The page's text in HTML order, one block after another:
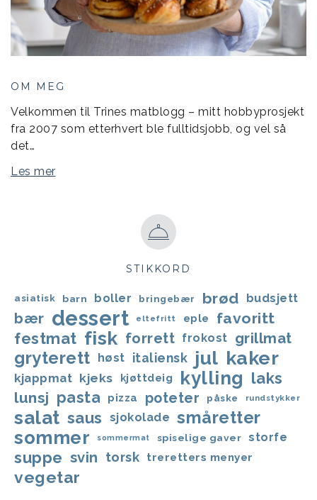
OM MEG
Velkommen til Trines matblogg – mitt hobbyprosjekt
fra 2007 som etterhvert ble fulltidsjobb, og vel så
det…
Les mer
STIKKORD
asiatisk barn boller bringebær brød budsjett
bær dessert eltefritt eple favoritt
festmat fisk forrett frokost grillmat
gryterett høst italiensk jul kaker
kjappmat kjeks kjøttdeig kylling laks
lunsj pasta pizza poteter påske rundstykker
salat saus sjokolade småretter
sommer sommermat spiselige gaver storfe
suppe svin torsk treretters menyer
vegetar